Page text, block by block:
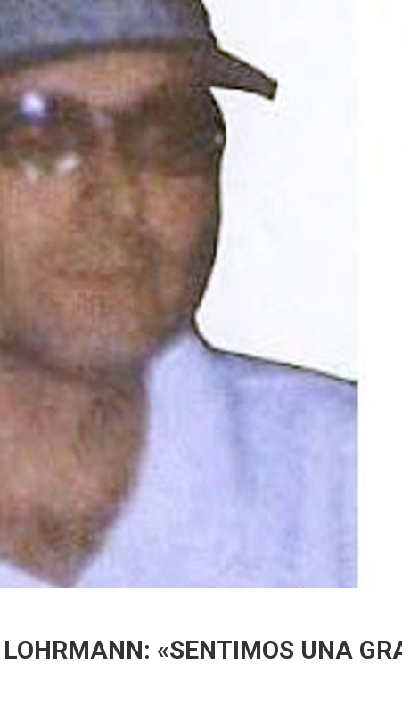
«SENTIMOS UNA